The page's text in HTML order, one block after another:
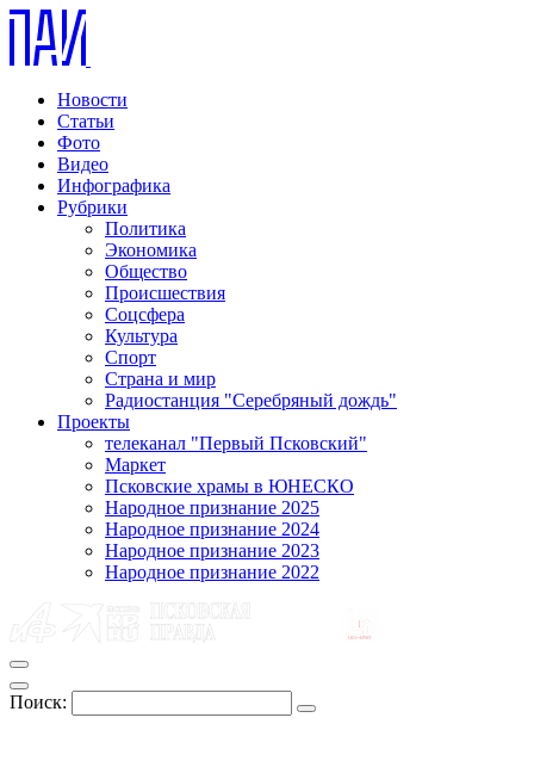
Новости
Статьи
Фото
Видео
Инфографика
Рубрики
Политика
Экономика
Общество
Происшествия
Соцсфера
Культура
Спорт
Страна и мир
Радиостанция "Серебряный дождь"
Проекты
телеканал "Первый Псковский"
Маркет
Псковские храмы в ЮНЕСКО
Народное признание 2025
Народное признание 2024
Народное признание 2023
Народное признание 2022
Поиск: